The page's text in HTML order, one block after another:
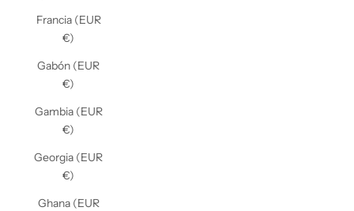
Francia (EUR
€)
Gabón (EUR
€)
Gambia (EUR
€)
Georgia (EUR
€)
Ghana (EUR